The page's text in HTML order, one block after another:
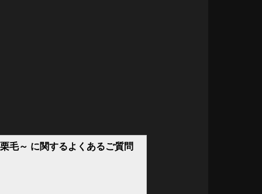
毛～ に関するよくあるご質問